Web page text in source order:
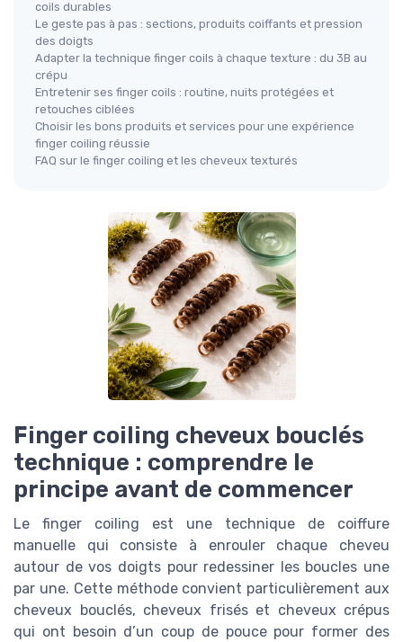
coils durables
Le geste pas à pas : sections, produits coiffants et pression
des doigts
Adapter la technique finger coils à chaque texture : du 3B au
crépu
Entretenir ses finger coils : routine, nuits protégées et
retouches ciblées
Choisir les bons produits et services pour une expérience
finger coiling réussie
FAQ sur le finger coiling et les cheveux texturés
Finger coiling cheveux bouclés
technique : comprendre le
principe avant de commencer
Le finger coiling est une technique de coiffure
manuelle qui consiste à enrouler chaque cheveu
autour de vos doigts pour redessiner les boucles une
par une. Cette méthode convient particulièrement aux
cheveux bouclés, cheveux frisés et cheveux crépus
qui ont besoin d’un coup de pouce pour former des